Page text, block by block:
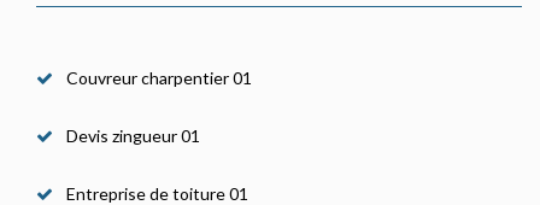
Couvreur charpentier 01
Devis zingueur 01
Entreprise de toiture 01